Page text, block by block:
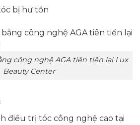
bị hư tổn
công nghệ AGA tiên tiến lại Lux
Beauty Center
điều trị tóc công nghệ cao tại